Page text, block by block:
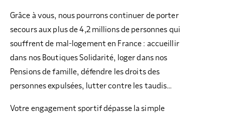
Grâce à vous, nous pourrons continuer de porter
secours aux plus de 4,2 millions de personnes qui
souffrent de mal-logement en France : accueillir
dans nos Boutiques Solidarité, loger dans nos
Pensions de famille, défendre les droits des
personnes expulsées, lutter contre les taudis…
Votre engagement sportif dépasse la simple